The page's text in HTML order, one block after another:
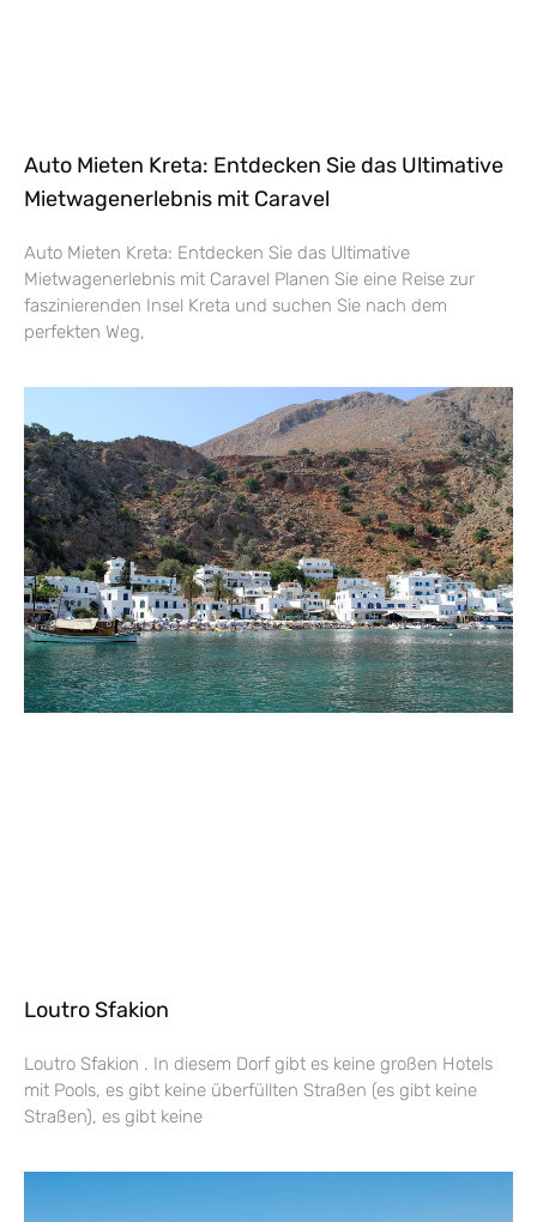
Auto Mieten Kreta: Entdecken Sie das Ultimative
Mietwagenerlebnis mit Caravel
Auto Mieten Kreta: Entdecken Sie das Ultimative
Mietwagenerlebnis mit Caravel Planen Sie eine Reise zur
faszinierenden Insel Kreta und suchen Sie nach dem
perfekten Weg,
Loutro Sfakion
Loutro Sfakion . In diesem Dorf gibt es keine großen Hotels
mit Pools, es gibt keine überfüllten Straßen (es gibt keine
Straßen), es gibt keine